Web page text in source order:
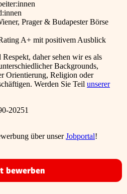
Prager & Budapester Börse
A+ mit positivem Ausblick
daher sehen wir es als
Backgrounds,
Orientierung, Religion oder
Werden Sie Teil unserer
20251
über unserJobportal!
bewerben